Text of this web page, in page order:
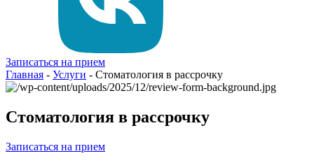
Записаться на прием
Главная - Услуги - Стоматология в рассрочку
Стоматология в рассрочку
Записаться на прием